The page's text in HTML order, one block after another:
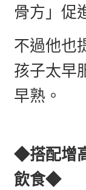
骨方」促
不過他也
孩子太早
早熟。
◆搭配增
飲食◆